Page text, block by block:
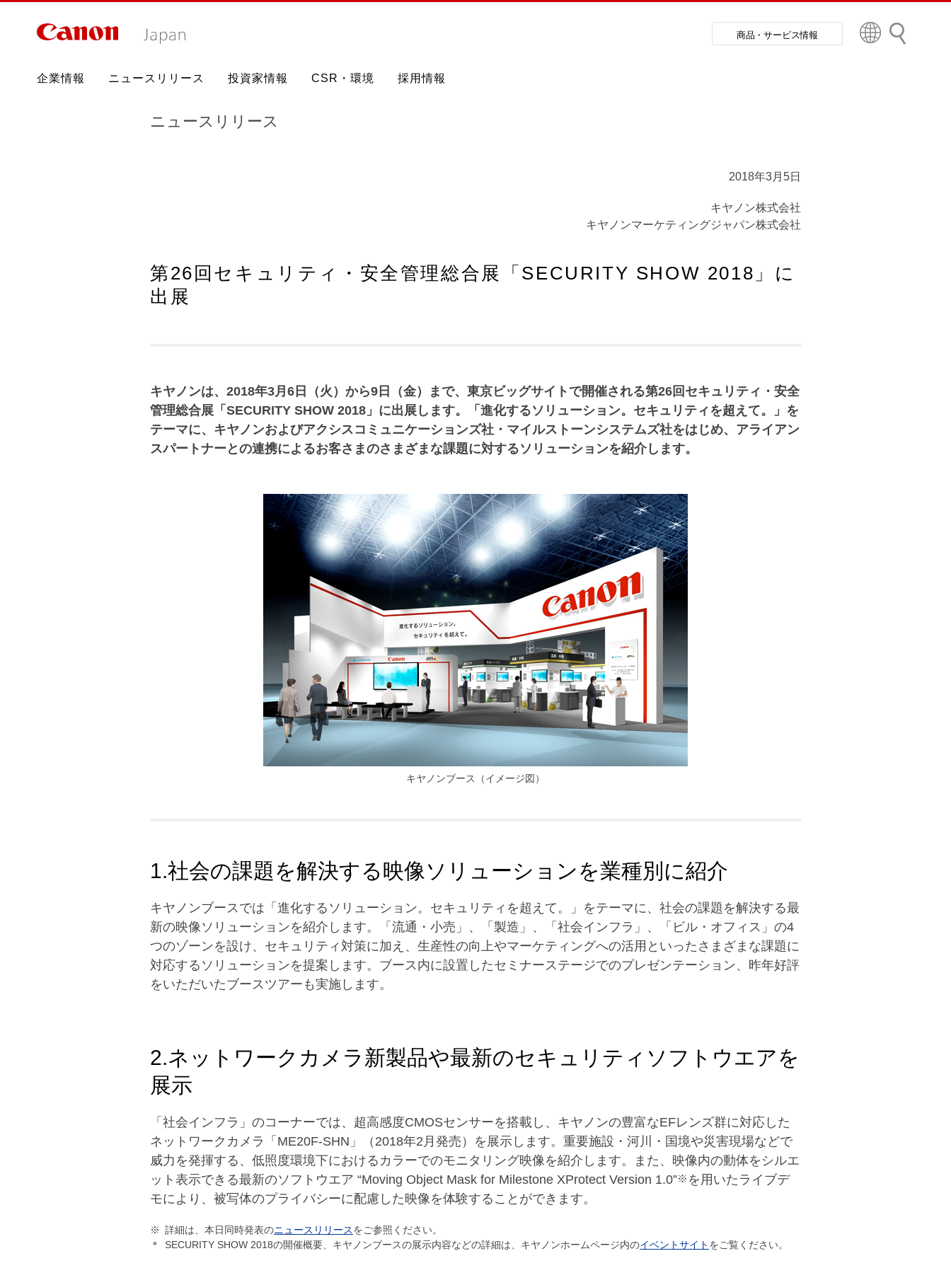
検
ロ
企業情報 ニュースリリース 投資家情報 CSR・環境 採用情報
商品・サービス情報
ニュースリリース
2018年3月5日
キヤノン株式会社
キヤノンマーケティングジャパン株式会社
第26回セキュリティ・安全管理総合展「SECURITY SHOW 2018」に
出展
キヤノンは、2018年3月6日（火）から9日（金）まで、東京ビッグサイトで開催される第26回セキュリティ・安全
管理総合展「SECURITY SHOW 2018」に出展します。「進化するソリューション。セキュリティを超えて。」を
テーマに、キヤノンおよびアクシスコミュニケーションズ社・マイルストーンシステムズ社をはじめ、アライアン
スパートナーとの連携によるお客さまのさまざまな課題に対するソリューションを紹介します。
キヤノンブース（イメージ図）
1.社会の課題を解決する映像ソリューションを業種別に紹介
キヤノンブースでは「進化するソリューション。セキュリティを超えて。」をテーマに、社会の課題を解決する最
新の映像ソリューションを紹介します。「流通・小売」、「製造」、「社会インフラ」、「ビル・オフィス」の4
つのゾーンを設け、セキュリティ対策に加え、生産性の向上やマーケティングへの活用といったさまざまな課題に
対応するソリューションを提案します。ブース内に設置したセミナーステージでのプレゼンテーション、昨年好評
をいただいたブースツアーも実施します。
2.ネットワークカメラ新製品や最新のセキュリティソフトウエアを
展示
「社会インフラ」のコーナーでは、超高感度CMOSセンサーを搭載し、キヤノンの豊富なEFレンズ群に対応した
ネットワークカメラ「ME20F-SHN」（2018年2月発売）を展示します。重要施設・河川・国境や災害現場などで
威力を発揮する、低照度環境下におけるカラーでのモニタリング映像を紹介します。また、映像内の動体をシルエ
ット表示できる最新のソフトウエア “Moving Object Mask for Milestone XProtect Version 1.0”※ を用いたライブデ
モにより、被写体のプライバシーに配慮した映像を体験することができます。
※ 詳細は、本日同時発表のニュースリリースをご参照ください。
＊
SECURITY SHOW 2018の開催概要、キヤノンブースの展示内容などの詳細は、キヤノンホームページ内のイベントサイト をご覧ください。